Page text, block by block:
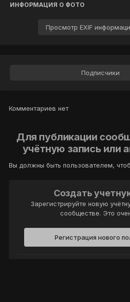
ИНФОРМАЦИЯ О ФОТО
Просмотр EXIF
Подписчики
Комментариев нет
Для публикации
учётную запись или
Вы должны быть пользователем,
Создать
Зарегистрируйте новую
сообществе. Это
Регистрация нового